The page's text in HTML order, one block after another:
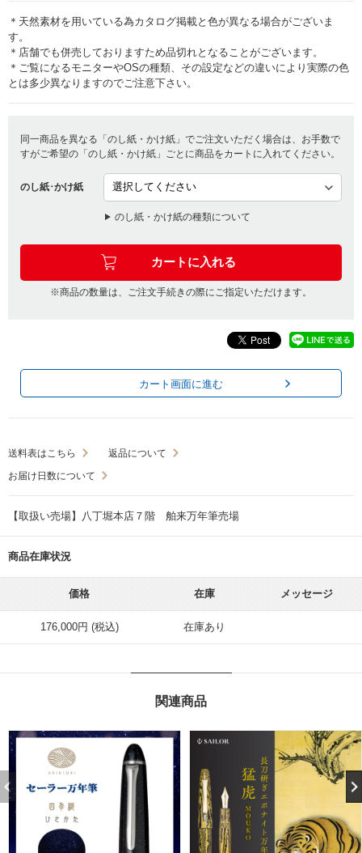
＊天然素材を用いている為カタログ掲載と色が異なる場合がございま
す。
＊店舗でも併売しておりますため品切れとなることがございます。
＊ご覧になるモニターやOSの種類、その設定などの違いにより実際の色
とは多少異なりますのでご注意下さい。
同一商品を異なる「のし紙・かけ紙」でご注文いただく場合は、お手数で
すがご希望の「のし紙・かけ紙」ごとに商品をカートに入れてください。
のし紙･かけ紙
のし紙・かけ紙の種類について
※商品の数量は、ご注文手続きの際にご指定いただけます。
カート画面に進む
送料表はこちら
返品について
お届け日数について
【取扱い売場】八丁堀本店７階 舶来万年筆売場
商品在庫状況
価格 在庫 メッセージ
176,000円 (税込) 在庫あり
関連商品